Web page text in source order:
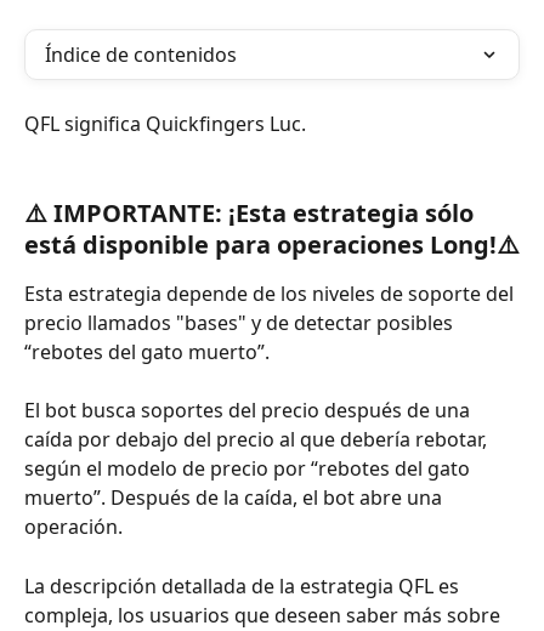
Índice de contenidos
QFL significa Quickfingers Luc.
⚠️ IMPORTANTE: ¡Esta estrategia sólo
está disponible para operaciones Long!⚠️
Esta estrategia depende de los niveles de soporte del
precio llamados "bases" y de detectar posibles
“rebotes del gato muerto”.
El bot busca soportes del precio después de una
caída por debajo del precio al que debería rebotar,
según el modelo de precio por “rebotes del gato
muerto”. Después de la caída, el bot abre una
operación.
La descripción detallada de la estrategia QFL es
compleja, los usuarios que deseen saber más sobre